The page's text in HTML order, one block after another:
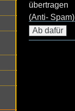
übertragen
(Anti- Spam)